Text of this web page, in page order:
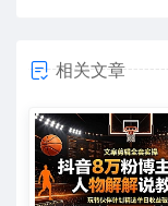
相关文章